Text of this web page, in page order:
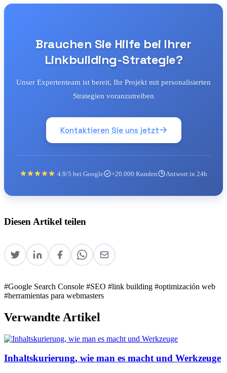
Brauchen Sie Hilfe bei Ihrer
Linkbuilding-Strategie?
Unser Expertenteam ist bereit, Ihr Projekt mit personalisierten
Strategien voranzutreiben
Kontaktieren Sie uns jetzt
4.9/5 bei Google +20.000 Kunden Antwort in 24h
Diesen Artikel teilen
#Google Search Console #SEO #link building #optimización web
#herramientas para webmasters
Verwandte Artikel
Inhaltskurierung, wie man es macht und Werkzeuge